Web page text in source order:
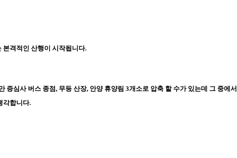
격적인 산행이 시작됩니다.
증심사 버스 종점, 무등 산장, 안양 휴양림 3개소로 압축 할 수가 있는데 그 중에
각합니다.